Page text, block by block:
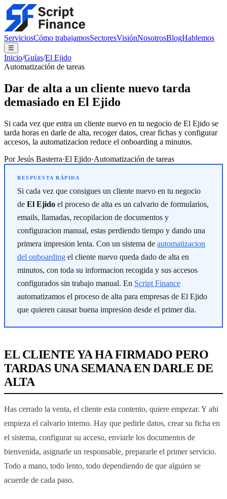
ServiciosCómo trabajamosSectoresVisiónNosotrosBlogHablemos
☰
Inicio/Guías/El Ejido
Automatización de tareas
Dar de alta a un cliente nuevo tarda
demasiado en El Ejido
Si cada vez que entra un cliente nuevo en tu negocio de El Ejido se
tarda horas en darle de alta, recoger datos, crear fichas y configurar
accesos, la automatizacion reduce el onboarding a minutos.
PorJesús Basterra·El Ejido·Automatización de tareas
Si cada vez que consigues un cliente nuevo en tu negocio
de El Ejido el proceso de alta es un calvario de formularios,
emails, llamadas, recopilacion de documentos y
configuracion manual, estas perdiendo tiempo y dando una
primera impresion lenta. Con un sistema de automatizacion
del onboarding el cliente nuevo queda dado de alta en
minutos, con toda su informacion recogida y sus accesos
configurados sin trabajo manual. En Script Finance
automatizamos el proceso de alta para empresas de El Ejido
que quieren causar buena impresion desde el primer dia.
EL CLIENTE YA HA FIRMADO PERO
TARDAS UNA SEMANA EN DARLE DE
ALTA
Has cerrado la venta, el cliente esta contento, quiere empezar. Y ahi
empieza el calvario interno. Hay que pedirle datos, crear su ficha en
el sistema, configurar su acceso, enviarle los documentos de
bienvenida, asignarle un responsable, prepararle el primer servicio.
Todo a mano, todo lento, todo dependiendo de que alguien se
acuerde de cada paso.